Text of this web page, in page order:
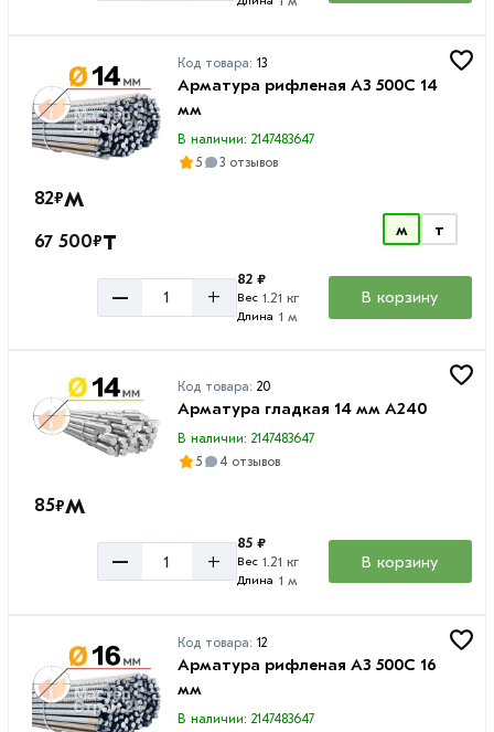
Код товара: 13
Арматура рифленая А3 500С 14
мм
В наличии: 2147483647
5
3 отзывов
82₽м
67 500₽т м т
– +
82 ₽
Вес 1.21 кг
Длина 1 м
В корзину
Код товара:20
Арматура гладкая 14 мм A240
В наличии: 2147483647
5
4 отзывов
85₽м
– +
85 ₽
Вес 1.21 кг
Длина 1 м
В корзину
Код товара: 12
Арматура рифленая А3 500С 16
мм
В наличии: 2147483647